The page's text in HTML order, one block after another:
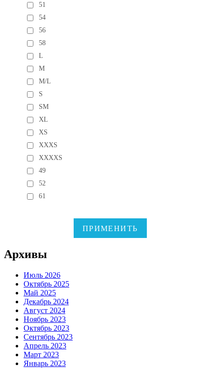
51
54
56
58
L
M
M/L
S
SM
XL
XS
XXXS
XXXXS
49
52
61
ПРИМЕНИТЬ
Архивы
Июль 2026
Октябрь 2025
Май 2025
Декабрь 2024
Август 2024
Ноябрь 2023
Октябрь 2023
Сентябрь 2023
Апрель 2023
Март 2023
Январь 2023